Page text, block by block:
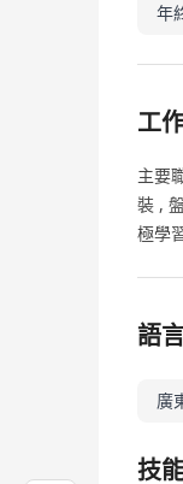
年
工
主要
裝 ,
極學
語
廣
技